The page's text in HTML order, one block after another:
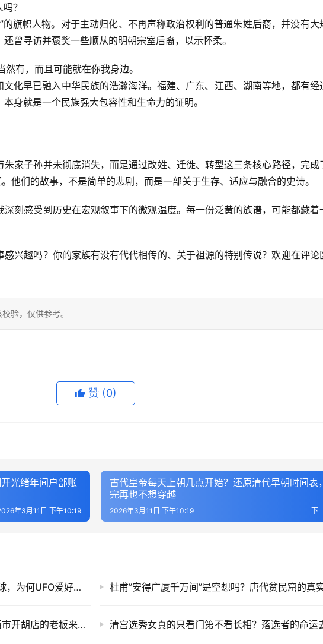
？
的旗帜人物。对于主动归化、不再声称政治权利的普通朱姓后裔，并没有大
曾寻访并褒奖一些顺从的明朝宗室后裔，以示怀柔。
有，而且可能就在你我身边。
化早已融入中华民族的浩瀚海洋。福建、广东、江西、湖南等地，都有经
身就是一个民族强大包容性和生命力的证明。
家子孙并未彻底消失，而是通过改姓、迁徙、转型这三条核心路径，完成
他们的故事，不是简单的悲剧，而是一部关于生存、适应与融合的史诗。
刻感受到历史在宏观叙事下的微观温度。每一份泛黄的族谱，可能都藏着
兴趣吗？你的家族有没有代代相传的、关于祖源的特别传说？欢迎在评论
验，仅供参考。
赞 (0)
光绪年间户部账
年3月11日 下午10:19
古代皇帝每天上朝几点开始？还原清代早朝时间表
完再也不想穿越
下
2026年3月11日 下午10:19
1947年罗斯维尔事件实为探测气球，为何UFO爱好者至今不肯相信？
唐代长安的”胡人”到底有多少？西市开胡店的老板来自哪些国家？